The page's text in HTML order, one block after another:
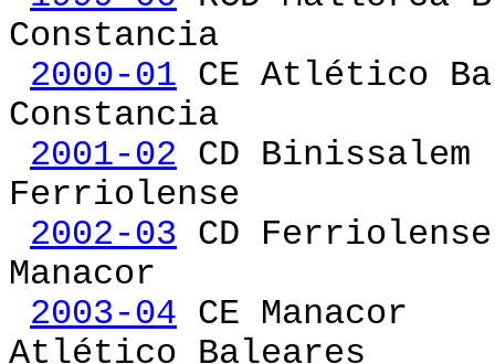
Constancia
2000-01 CE Atlético
Constancia
2001-02 CD
Ferriolense
2002-03 CD
Manacor
2003-04 CE
Atlético Baleares